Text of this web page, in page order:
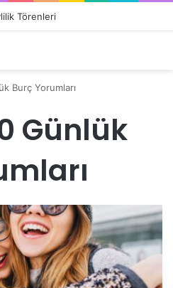
Törenleri
Burç Yorumları
Günlük